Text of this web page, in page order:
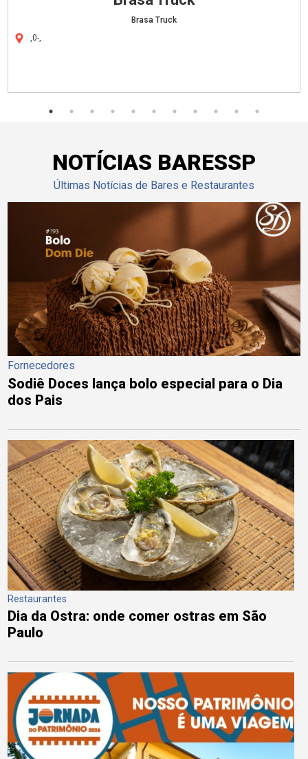
Brasa Truck
,0-,
NOTÍCIAS BARESSP
Últimas Notícias de Bares e Restaurantes
Fornecedores
Sodiê Doces lança bolo especial para o Dia
dos Pais
Restaurantes
Dia da Ostra: onde comer ostras em São
Paulo